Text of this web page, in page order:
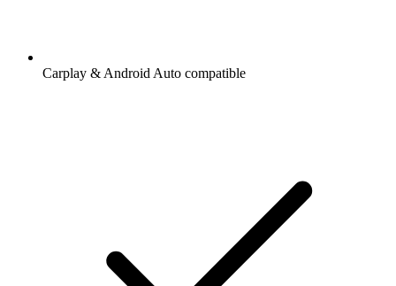
Carplay & Android Auto compatible